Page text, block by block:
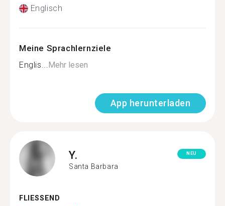
Englisch
Meine Sprachlernziele
Englis...Mehr lesen
App herunterladen
Y.
Santa Barbara
NEU
FLIESSEND